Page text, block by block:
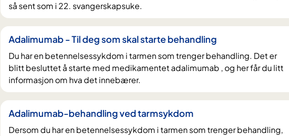
d
e
a
t
så sent som i 22. svangerskapsuke.
Adalimumab - Til deg som skal starte behandling
Du har en betennelsessykdom i tarmen som trenger behandling. Det er
blitt besluttet å starte med medikamentet adalimumab , og her får du litt
informasjon om hva det innebærer.
Adalimumab-behandling ved tarmsykdom
Dersom du har en betennelsessykdom i tarmen som trenger behandling,